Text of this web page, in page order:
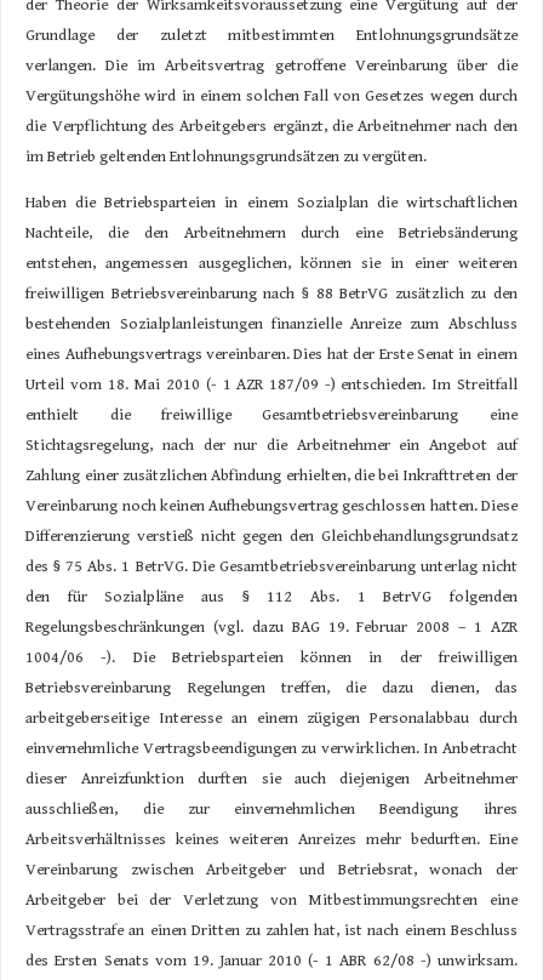
der Theorie der Wirksamkeitsvoraussetzung eine Vergütung auf der
Grundlage der zuletzt mitbestimmten Entlohnungsgrundsätze
verlangen. Die im Arbeitsvertrag getroffene Vereinbarung über die
Vergütungshöhe wird in einem solchen Fall von Gesetzes wegen durch
die Verpflichtung des Arbeitgebers ergänzt, die Arbeitnehmer nach den
im Betrieb geltenden Entlohnungsgrundsätzen zu vergüten.
Haben die Betriebsparteien in einem Sozialplan die wirtschaftlichen
Nachteile, die den Arbeitnehmern durch eine Betriebsänderung
entstehen, angemessen ausgeglichen, können sie in einer weiteren
freiwilligen Betriebsvereinbarung nach § 88 BetrVG zusätzlich zu den
bestehenden Sozialplanleistungen finanzielle Anreize zum Abschluss
eines Aufhebungsvertrags vereinbaren. Dies hat der Erste Senat in einem
Urteil vom 18. Mai 2010 (- 1 AZR 187/09 -) entschieden. Im Streitfall
enthielt die freiwillige Gesamtbetriebsvereinbarung eine
Stichtagsregelung, nach der nur die Arbeitnehmer ein Angebot auf
Zahlung einer zusätzlichen Abfindung erhielten, die bei Inkrafttreten der
Vereinbarung noch keinen Aufhebungsvertrag geschlossen hatten. Diese
Differenzierung verstieß nicht gegen den Gleichbehandlungsgrundsatz
des § 75 Abs. 1 BetrVG. Die Gesamtbetriebsvereinbarung unterlag nicht
den für Sozialpläne aus § 112 Abs. 1 BetrVG folgenden
Regelungsbeschränkungen (vgl. dazu BAG 19. Februar 2008 – 1 AZR
1004/06 -). Die Betriebsparteien können in der freiwilligen
Betriebsvereinbarung Regelungen treffen, die dazu dienen, das
arbeitgeberseitige Interesse an einem zügigen Personalabbau durch
einvernehmliche Vertragsbeendigungen zu verwirklichen. In Anbetracht
dieser Anreizfunktion durften sie auch diejenigen Arbeitnehmer
ausschließen, die zur einvernehmlichen Beendigung ihres
Arbeitsverhältnisses keines weiteren Anreizes mehr bedurften. Eine
Vereinbarung zwischen Arbeitgeber und Betriebsrat, wonach der
Arbeitgeber bei der Verletzung von Mitbestimmungsrechten eine
Vertragsstrafe an einen Dritten zu zahlen hat, ist nach einem Beschluss
des Ersten Senats vom 19. Januar 2010 (- 1 ABR 62/08 -) unwirksam.